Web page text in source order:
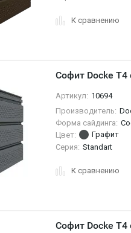
К сравнению
Софит Docke
Артикул: 10694
Производитель:
Форма сайдинга:
Цвет:
Графит
Серия: Standart
К сравнению
Софит Docke